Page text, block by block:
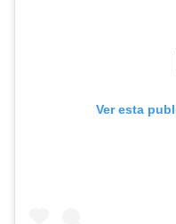
Ver esta